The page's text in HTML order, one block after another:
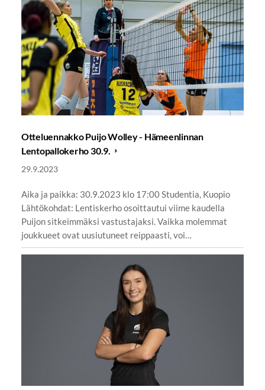
Otteluennakko Puijo Wolley - Hämeenlinnan
Lentopallokerho 30.9.
29.9.2023
Aika ja paikka: 30.9.2023 klo 17:00 Studentia, Kuopio
Lähtökohdat: Lentiskerho osoittautui viime kaudella
Puijon sitkeimmäksi vastustajaksi. Vaikka molemmat
joukkueet ovat uusiutuneet reippaasti, voi…